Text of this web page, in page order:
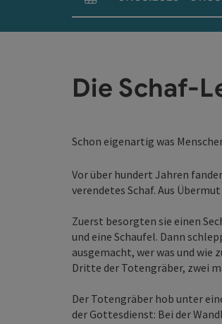
An- und Abreisefelder
Die Schaf-
Schon eigenartig was
Vor über hundert Jahren
verendetes Schaf. Aus
Zuerst besorgten sie einen
und eine Schaufel. Dann
ausgemacht, wer was und wie
Dritte der Totengräber, zwei
Der Totengräber hob unter
der Gottesdienst: Bei der